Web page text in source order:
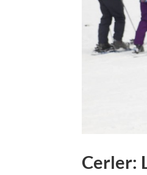
Cerler: